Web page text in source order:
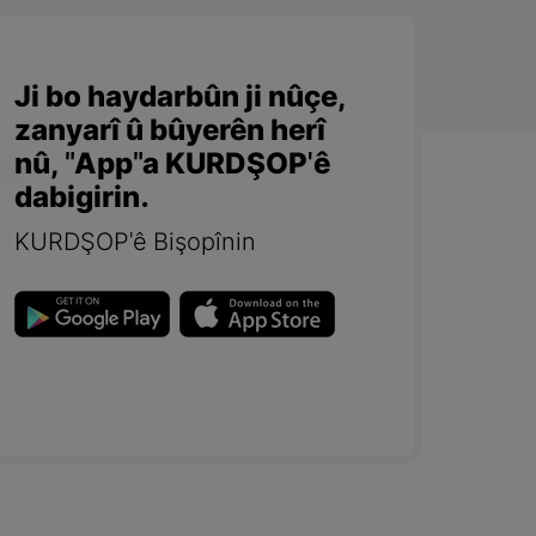
Ji bo haydarbûn ji nûçe,
zanyarî û bûyerên herî
nû, "App"a KURDŞOP'ê
dabigirin.
KURDŞOP'ê Bişopînin